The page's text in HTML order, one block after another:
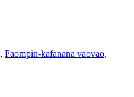
, Paompin-kafanana vaovao,